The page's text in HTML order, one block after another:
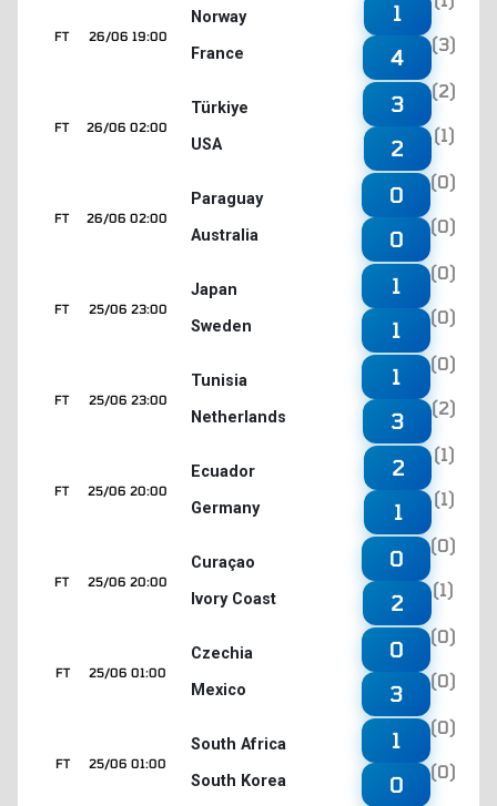
26/06 19:00
FT
Norway
France
1
4
(3)
26/06 02:00
FT
Türkiye
USA
3
(2)
2
(1)
26/06 02:00
FT
Paraguay
Australia
0
(0)
0
(0)
25/06 23:00
FT
Japan
Sweden
1
(0)
1
(0)
25/06 23:00
FT
Tunisia
Netherlands
1
(0)
3
(2)
25/06 20:00
FT
Ecuador
Germany
2
(1)
1
(1)
25/06 20:00
FT
Curaçao
Ivory Coast
0
(0)
2
(1)
25/06 01:00
FT
Czechia
Mexico
0
(0)
3
(0)
25/06 01:00
FT
South Africa
South Korea
1
(0)
0
(0)